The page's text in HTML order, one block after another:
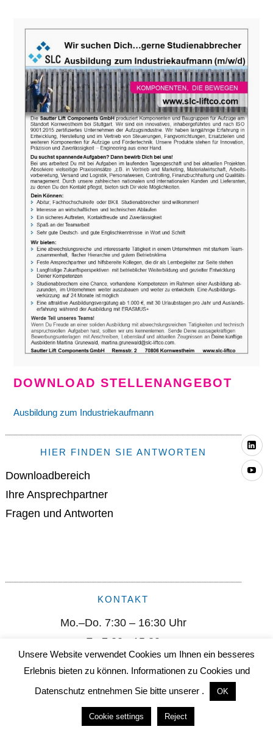
DOWNLOAD STELLENANGEBOT
Ausbildung zum Industriekaufmann
HIER FINDEN SIE ANTWORTEN
Downloadbereich
Ihre Ansprechpartner
Fragen und Antworten
KONTAKT
Mo.–Do. 7:30 – 16:30 Uhr
Fr. 7:30 - 15:30
info@slc-liftco.com
Sautter Lift Components GmbH I Remsstr. 2 I D-70806
Kornwestheim I +49 (0) 7154/ 9996-0 I info@slc-liftco.com
Unsere Website verwendet Cookies um Ihnen ein besseres
Erlebnis bieten zu können. Informationen zu Cookies und
Datenschutz entnehmen Sie bitte unserer .
OK
Cookie settings Reject